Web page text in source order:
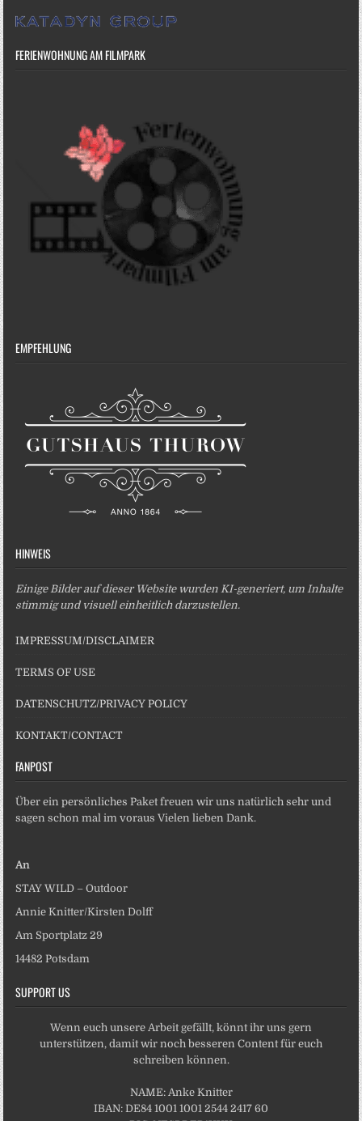
FERIENWOHNUNG AM FILMPARK
EMPFEHLUNG
HINWEIS
Einige Bilder auf dieser Website wurden KI-generiert, um Inhalte
stimmig und visuell einheitlich darzustellen.
IMPRESSUM/DISCLAIMER
TERMS OF USE
DATENSCHUTZ/PRIVACY POLICY
KONTAKT/CONTACT
FANPOST
Über ein persönliches Paket freuen wir uns natürlich sehr und
sagen schon mal im voraus Vielen lieben Dank.
An
STAY WILD – Outdoor
Annie Knitter/Kirsten Dolff
Am Sportplatz 29
14482 Potsdam
SUPPORT US
Wenn euch unsere Arbeit gefällt, könnt ihr uns gern
unterstützen, damit wir noch besseren Content für euch
schreiben können.
NAME: Anke Knitter
IBAN: DE84 1001 1001 2544 2417 60